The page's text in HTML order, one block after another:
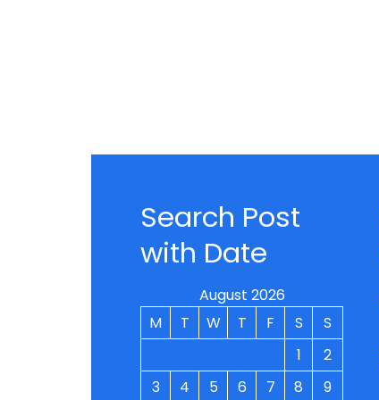
Search Post
with Date
August 2026
M
T W T F S
S
1
2
3
4 5 6 7 8 9